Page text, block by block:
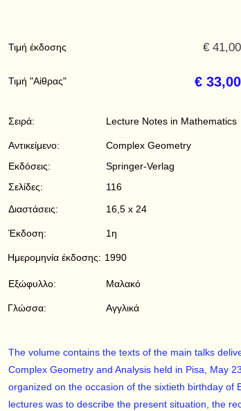
Τιμή έκδοσης € 41,00
€ 33,00
Τιμή "Αίθρας"
Σειρά: Lecture Notes in Mathematics
Αντικείμενο:
Εκδόσεις:
Σελίδες:
Διαστάσεις:
Complex Geometry
Springer-Verlag
116
16,5 x 24
Έκδοση: 1η
Ημερομηνία έκδοσης: 1990
Εξώφυλλο:
Γλώσσα:
Μαλακό
Αγγλικά
The volume contains the texts of the main talks
Complex Geometry and Analysis held in Pisa, May
organized on the occasion of the sixtieth birthday of
lectures was to describe the present situation, the